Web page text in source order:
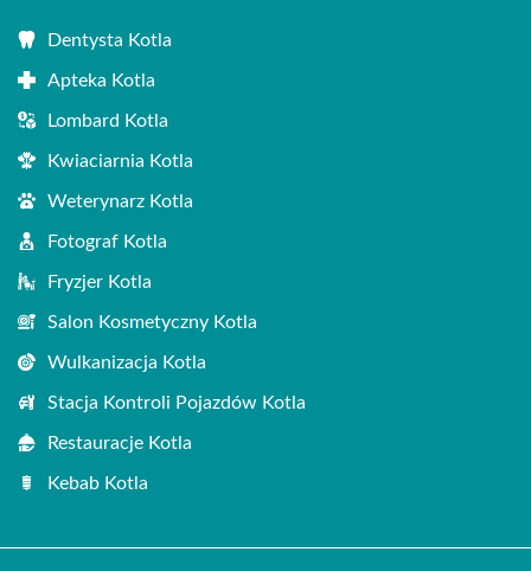
Dentysta Kotla
Apteka Kotla
Lombard Kotla
Kwiaciarnia Kotla
Weterynarz Kotla
Fotograf Kotla
Fryzjer Kotla
Salon Kosmetyczny Kotla
Wulkanizacja Kotla
Stacja Kontroli Pojazdów Kotla
Restauracje Kotla
Kebab Kotla